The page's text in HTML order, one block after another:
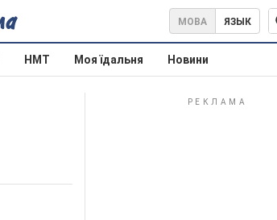
МОВА ЯЗЫК
НМТ Моя їдальня Новини